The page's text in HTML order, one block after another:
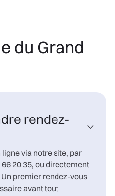
du Grand
rendez-

via notre site, par
20 35, ou directement
premier rendez-vous
avant tout